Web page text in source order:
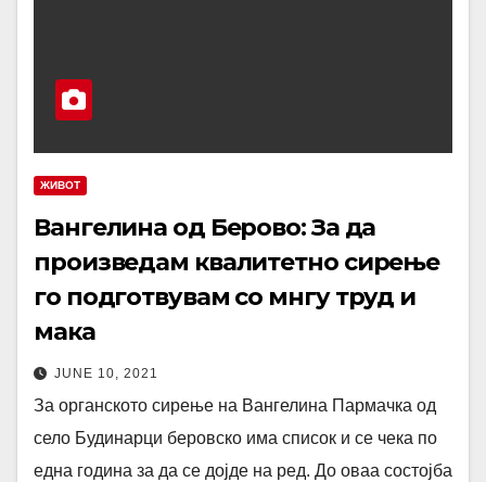
ЖИВОТ
Вангелина од Берово: За да
произведам квалитетно сирење
го подготвувам со мнгу труд и
мака
JUNE 10, 2021
За органското сирење на Вангелина Пармачка од
село Будинарци беровско има список и се чека по
една година за да се дојде на ред. До оваа состојба